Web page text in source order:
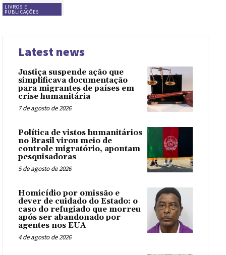
LIVROS E
PUBLICAÇÕES
Latest news
Justiça suspende ação que
simplificava documentação
para migrantes de países em
crise humanitária
7 de agosto de 2026
Política de vistos humanitários
no Brasil virou meio de
controle migratório, apontam
pesquisadoras
5 de agosto de 2026
Homicídio por omissão e
dever de cuidado do Estado: o
caso do refugiado que morreu
após ser abandonado por
agentes nos EUA
4 de agosto de 2026